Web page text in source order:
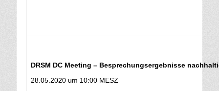
DRSM DC Meeting – Besprechungsergebnisse
28.05.2020 um 10:00 MESZ